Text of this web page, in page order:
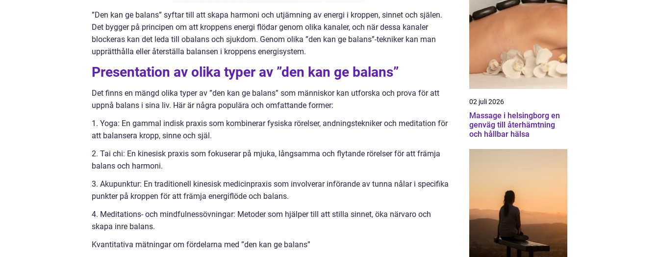
”Den kan ge balans” syftar till att skapa harmoni och utjämning av energi i kroppen, sinnet och själen.
Det bygger på principen om att kroppens energi flödar genom olika kanaler, och när dessa kanaler
blockeras kan det leda till obalans och sjukdom. Genom olika ”den kan ge balans”-tekniker kan man
upprätthålla eller återställa balansen i kroppens energisystem.
Presentation av olika typer av ”den kan ge balans”
Det finns en mängd olika typer av ”den kan ge balans” som människor kan utforska och prova för att
uppnå balans i sina liv. Här är några populära och omfattande former:
1. Yoga: En gammal indisk praxis som kombinerar fysiska rörelser, andningstekniker och meditation för
att balansera kropp, sinne och själ.
2. Tai chi: En kinesisk praxis som fokuserar på mjuka, långsamma och flytande rörelser för att främja
balans och harmoni.
3. Akupunktur: En traditionell kinesisk medicinpraxis som involverar införande av tunna nålar i specifika
punkter på kroppen för att främja energiflöde och balans.
4. Meditations- och mindfulnessövningar: Metoder som hjälper till att stilla sinnet, öka närvaro och
skapa inre balans.
Kvantitativa mätningar om fördelarna med ”den kan ge balans”
02 juli 2026
Massage i helsingborg en
genväg till återhämtning
och hållbar hälsa